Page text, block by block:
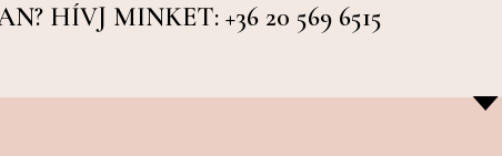
HÍVJ MINKET: +36 20 569 6515